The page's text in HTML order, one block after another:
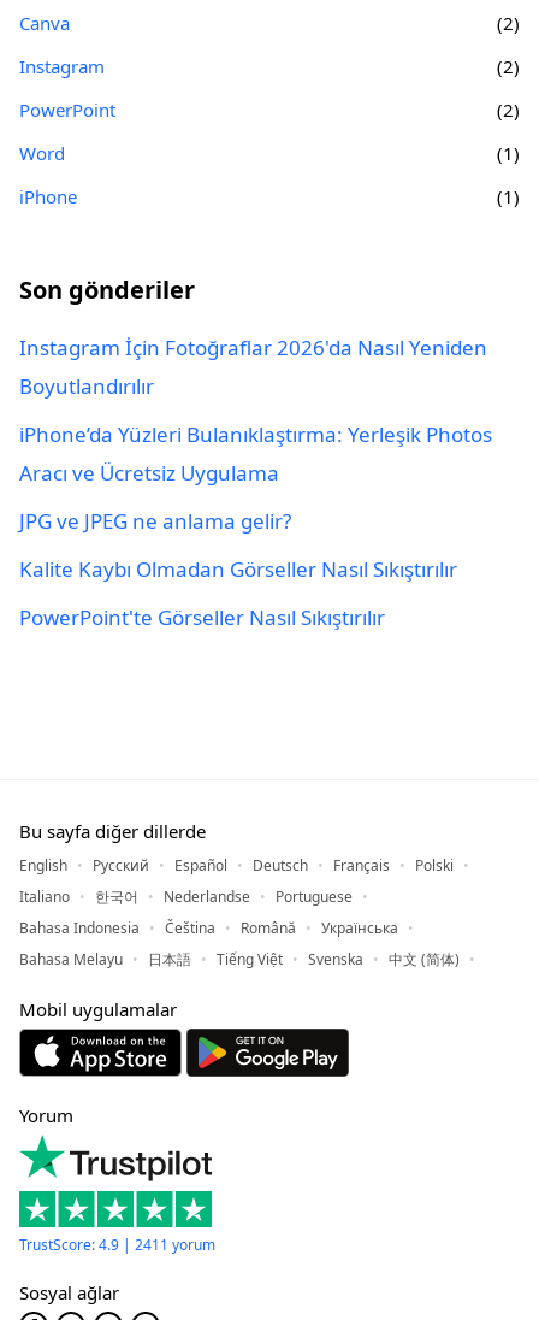
Canva
(2)
Instagram
(2)
PowerPoint
(2)
Word
(1)
iPhone
(1)
Son gönderiler
Instagram İçin Fotoğraflar 2026'da Nasıl Yeniden
Boyutlandırılır
iPhone’da Yüzleri Bulanıklaştırma: Yerleşik Photos
Aracı ve Ücretsiz Uygulama
JPG ve JPEG ne anlama gelir?
Kalite Kaybı Olmadan Görseller Nasıl Sıkıştırılır
PowerPoint'te Görseller Nasıl Sıkıştırılır
Bu sayfa diğer dillerde
English Русский Español Deutsch Français
Polski
Italiano
한국어 Nederlandse
Portuguese
Bahasa Indonesia
Čeština Română
Українська
Bahasa Melayu
日本語 Tiếng Việt Svenska 中文 (简体)
Mobil uygulamalar
Yorum
TrustScore: 4.9 | 2411 yorum
Sosyal ağlar